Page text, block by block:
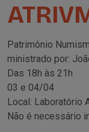
Patrimônio
ministrado por:
Das 18h às 21h
03 e 04/04
Local: Laboratório
Não é necessário